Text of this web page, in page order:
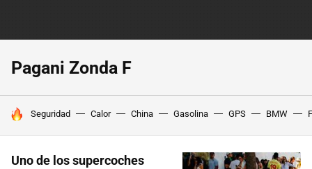
Pagani Zonda F
HOY SE HABLA DE
Seguridad Calor China Gasolina GPS BMW
Uno de los supercoches